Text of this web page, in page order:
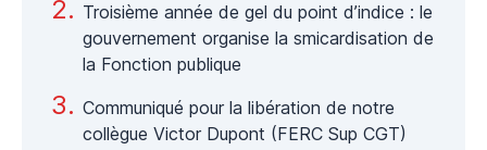
Troisième année de gel du point d’indice : le
gouvernement organise la smicardisation de
la Fonction publique
Communiqué pour la libération de notre
collègue Victor Dupont (FERC Sup CGT)